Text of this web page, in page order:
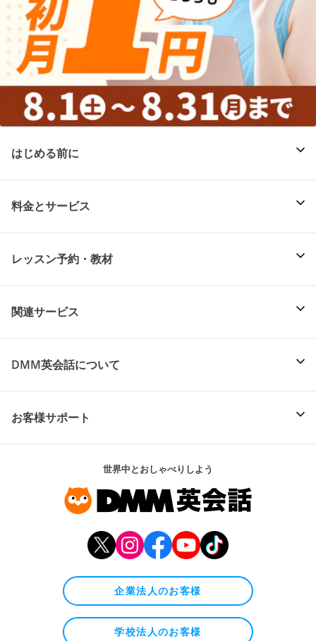
はじめる前に
料金とサービス
レッスン予約・教材
関連サービス
DMM英会話について
お客様サポート
世界中とおしゃべりしよう
企業法人のお客様
学校法人のお客様